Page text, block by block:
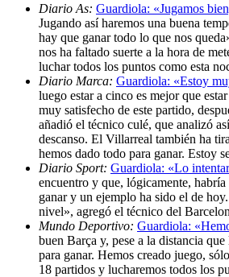
Diario As: Guardiola: «Jugamos
Jugando así haremos una buena
hay que ganar todo lo que nos
nos ha faltado suerte a la hora de
luchar todos los puntos como esta
Diario Marca: Guardiola: «Estoy
luego estar a cinco es mejor que
muy satisfecho de este partido,
añadió el técnico culé, que analizó
descanso. El Villarreal también ha
hemos dado todo para ganar. Estoy
Diario Sport: Guardiola: «Lo
encuentro y que, lógicamente,
ganar y un ejemplo ha sido el de
nivel», agregó el técnico del
Mundo Deportivo: Guardiola:
buen Barça y, pese a la distancia
para ganar. Hemos creado juego,
18 partidos y lucharemos todos los